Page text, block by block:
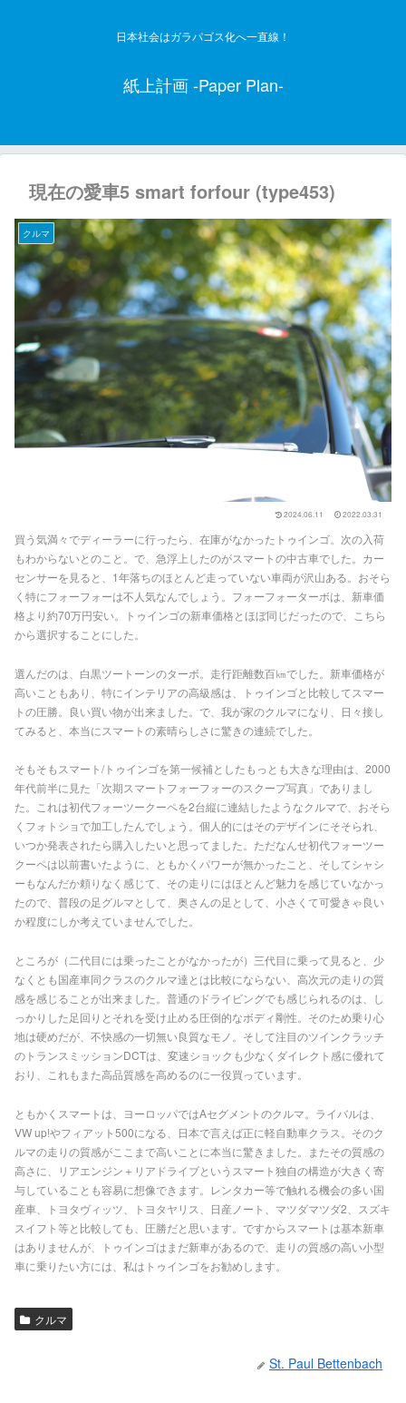
日本社会はガラパゴス化へ一直線！
紙上計画 -Paper Plan-
現在の愛車5 smart forfour (type453)
クルマ
2024.06.11 2022.03.31
買う気満々でディーラーに行ったら、在庫がなかったトゥインゴ。次の入荷
もわからないとのこと。で、急浮上したのがスマートの中古車でした。カー
センサーを見ると、1年落ちのほとんど走っていない車両が沢山ある。おそら
く特にフォーフォーは不人気なんでしょう。フォーフォーターボは、新車価
格より約70万円安い。トゥインゴの新車価格とほぼ同じだったので、こちら
から選択することにした。
選んだのは、白黒ツートーンのターボ。走行距離数百㎞でした。新車価格が
高いこともあり、特にインテリアの高級感は、トゥインゴと比較してスマー
トの圧勝。良い買い物が出来ました。で、我が家のクルマになり、日々接し
てみると、本当にスマートの素晴らしさに驚きの連続でした。
そもそもスマート/トゥインゴを第一候補としたもっとも大きな理由は、2000
年代前半に見た「次期スマートフォーフォーのスクープ写真」でありまし
た。これは初代フォーツークーペを2台縦に連結したようなクルマで、おそら
くフォトショで加工したんでしょう。個人的にはそのデザインにそそられ、
いつか発表されたら購入したいと思ってました。ただなんせ初代フォーツー
クーペは以前書いたように、ともかくパワーが無かったこと、そしてシャシ
ーもなんだか頼りなく感じて、その走りにはほとんど魅力を感じていなかっ
たので、普段の足グルマとして、奥さんの足として、小さくて可愛きゃ良い
か程度にしか考えていませんでした。
ところが（二代目には乗ったことがなかったが）三代目に乗って見ると、少
なくとも国産車同クラスのクルマ達とは比較にならない、高次元の走りの質
感を感じることが出来ました。普通のドライビングでも感じられるのは、し
っかりした足回りとそれを受け止める圧倒的なボディ剛性。そのため乗り心
地は硬めだが、不快感の一切無い良質なモノ。そして注目のツインクラッチ
のトランスミッションDCTは、変速ショックも少なくダイレクト感に優れて
おり、これもまた高品質感を高めるのに一役買っています。
ともかくスマートは、ヨーロッパではAセグメントのクルマ。ライバルは、
VW up!やフィアット500になる、日本で言えば正に軽自動車クラス。そのク
ルマの走りの質感がここまで高いことに本当に驚きました。またその質感の
高さに、リアエンジン＋リアドライブというスマート独自の構造が大きく寄
与していることも容易に想像できます。レンタカー等で触れる機会の多い国
産車、トヨタヴィッツ、トヨタヤリス、日産ノート、マツダマツダ2、スズキ
スイフト等と比較しても、圧勝だと思います。ですからスマートは基本新車
はありませんが、トゥインゴはまだ新車があるので、走りの質感の高い小型
車に乗りたい方には、私はトゥインゴをお勧めします。
クルマ
St. Paul Bettenbach